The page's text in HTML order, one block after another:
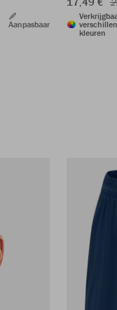
Aanpasbaar
kleuren